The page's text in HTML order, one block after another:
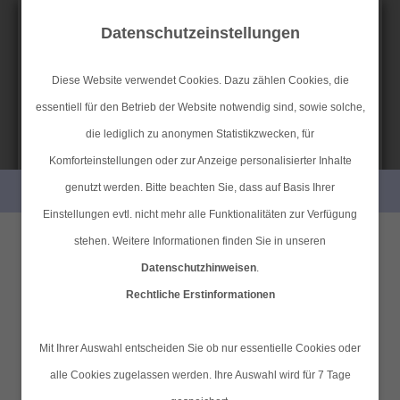
Anfahrt Datenschutz Impressum SIMPLR-LOGIN
Kommen Sie zu uns!
PERSÖNLICHE BERATUNG GEWÜNSCHT?
Ich wünsche eine
persönliche Beratung und
möchte Kontakt mit einem
Ich verzichte auf eine
persönliche Beratung und
möchte mit dem Besuch der
Datenschutzeinstellungen
Diese Website verwendet Cookies. Dazu zählen Cookies, die
essentiell für den Betrieb der Website notwendig sind, sowie solche,
die lediglich zu anonymen Statistikzwecken, für
Komforteinstellungen oder zur Anzeige personalisierter Inhalte
genutzt werden. Bitte beachten Sie, dass auf Basis Ihrer
Einstellungen evtl. nicht mehr alle Funktionalitäten zur Verfügung
stehen. Weitere Informationen finden Sie in unseren
Datenschutzhinweisen.
Rechtliche Erstinformationen
Mit Ihrer Auswahl entscheiden Sie ob nur essentielle Cookies oder
alle Cookies zugelassen werden. Ihre Auswahl wird für 7 Tage